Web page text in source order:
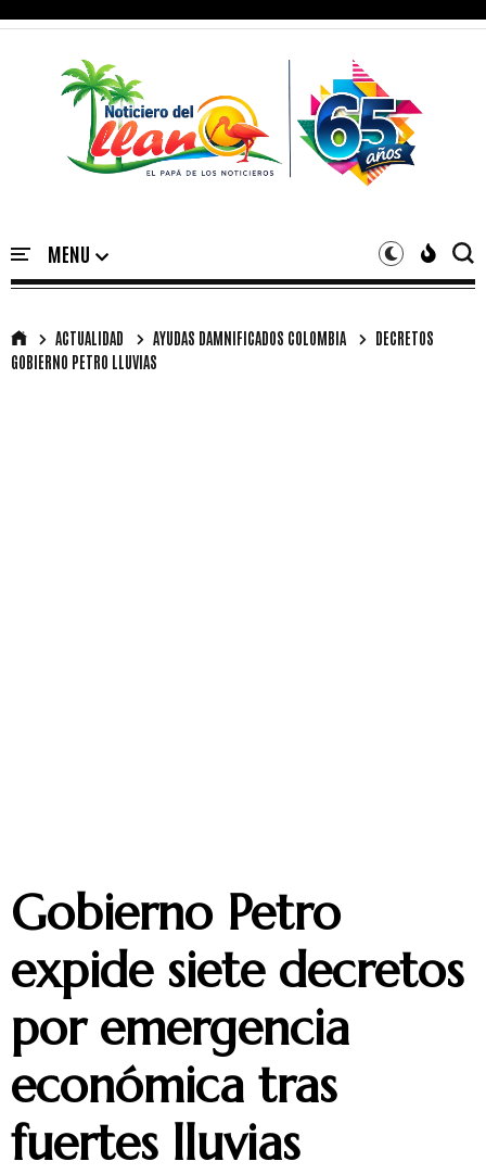
ACTUALIDAD AYUDAS DAMNIFICADOS COLOMBIA
DECRETOS
GOBIERNO PETRO LLUVIAS
Gobierno Petro
expide siete decretos
por emergencia
económica tras
fuertes lluvias